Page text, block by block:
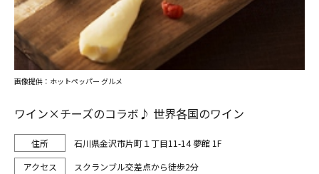
ワイン×チーズのコラボ♪ 世界各国のワイン
石川県金沢市片町１丁目11-14 夢館 1F
スクランブル交差点から徒歩2分
画像提供：ホットペッパー グルメ